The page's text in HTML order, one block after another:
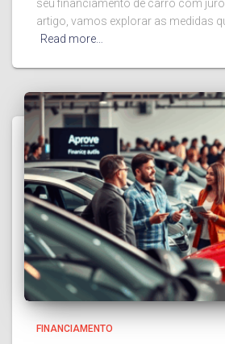
seu financiamento de carro com
artigo, vamos explorar as medidas
Read more…
FINANCIAMENTO